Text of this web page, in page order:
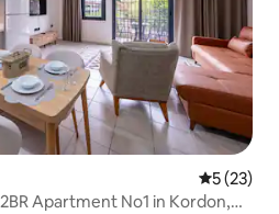
5 av 5 i
5 (23)
Apartment No1 in Kordon,